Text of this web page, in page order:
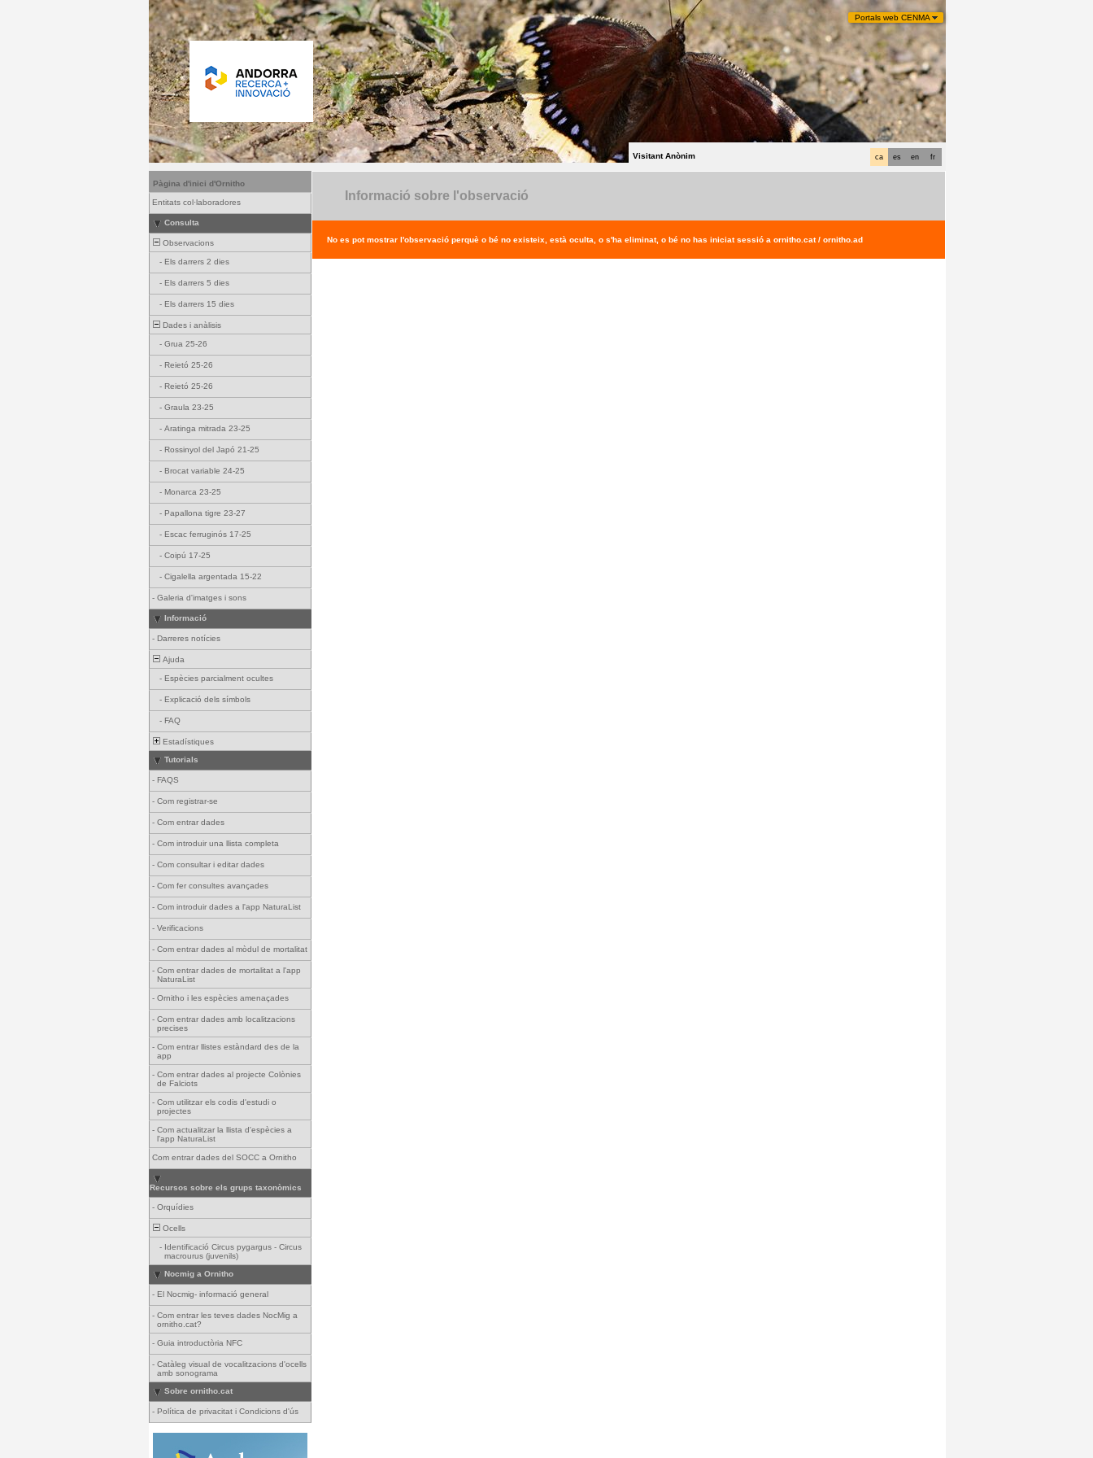
Portals web CENMA
fr
en
es
ca
Visitant Anònim
Pàgina d'inici d'Ornitho
Entitats col·laboradores
Consulta
Observacions
- Els darrers 2 dies
- Els darrers 5 dies
- Els darrers 15 dies
Dades i anàlisis
- Grua 25-26
- Reietó 25-26
- Reietó 25-26
- Graula 23-25
- Aratinga mitrada 23-25
- Rossinyol del Japó 21-25
- Brocat variable 24-25
- Monarca 23-25
- Papallona tigre 23-27
- Escac ferruginós 17-25
- Coipú 17-25
- Cigalella argentada 15-22
- Galeria d'imatges i sons
Informació
- Darreres notícies
Ajuda
- Espècies parcialment ocultes
- Explicació dels símbols
- FAQ
Estadístiques
Tutorials
- FAQS
- Com registrar-se
- Com entrar dades
- Com introduir una llista completa
- Com consultar i editar dades
- Com fer consultes avançades
- Com introduir dades a l'app NaturaList
- Verificacions
- Com entrar dades al mòdul de mortalitat
- Com entrar dades de mortalitat a l'app
NaturaList
- Ornitho i les espècies amenaçades
- Com entrar dades amb localitzacions
precises
- Com entrar llistes estàndard des de la
app
- Com entrar dades al projecte Colònies
de Falciots
- Com utilitzar els codis d'estudi o
projectes
- Com actualitzar la llista d'espècies a
l'app NaturaList
Com entrar dades del SOCC a Ornitho
Recursos sobre els grups taxonòmics
- Orquídies
Ocells
- Identificació Circus pygargus - Circus
macrourus (juvenils)
Nocmig a Ornitho
- El Nocmig- informació general
- Com entrar les teves dades NocMig a
ornitho.cat?
- Guia introductòria NFC
- Catàleg visual de vocalitzacions d'ocells
amb sonograma
Sobre ornitho.cat
- Política de privacitat i Condicions d'ús
Informació sobre l'observació
No es pot mostrar l'observació perquè o bé no existeix, està oculta, o s'ha eliminat, o bé no has iniciat sessió a ornitho.cat / ornitho.ad